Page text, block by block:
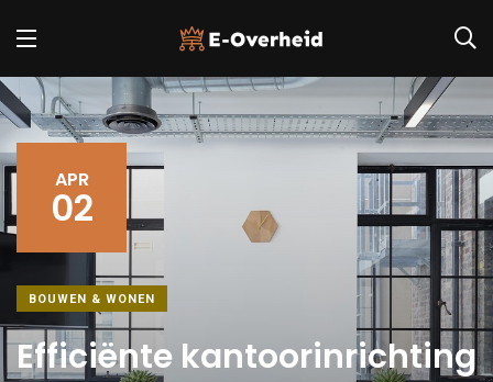
APR
02
BOUWEN & WONEN
Efficiënte kantoorinrichting